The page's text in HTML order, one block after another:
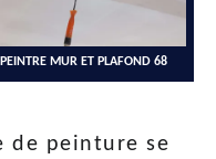
PEINTRE MUR ET PLAFOND 68
de peinture se